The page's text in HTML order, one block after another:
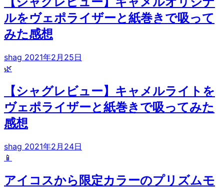
ルをヴェポライザーと紙巻きで吸って
みた感想
shag 2021年2月25日
🌿
【シャグレビュー】キャメルライトを
ヴェポライザーと紙巻きで吸ってみた
感想
shag 2021年2月24日
📱
アイコスから限定カラーのプリズムモ